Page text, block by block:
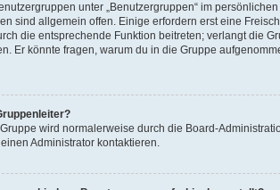
unter „Benutzergruppen“ im
sind allgemein offen. Einige erfordern erst eine
die entsprechende Funktion beitreten; verlangt die
Er könnte fragen, warum du in die Gruppe
wird normalerweise durch die Board-
Administrator kontaktieren.